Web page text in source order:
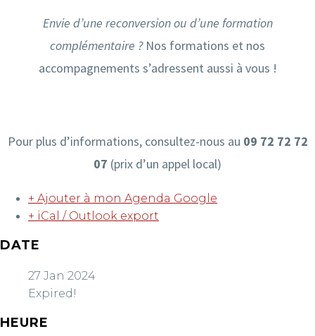
Envie d’une reconversion ou d’une formation
complémentaire ?Nos formations et nos
accompagnements s’adressent aussi à vous !
Pour plus d’informations, consultez-nous au 09 72 72 72
07 (prix d’un appel local)
+ Ajouter à mon Agenda Google
+ iCal / Outlook export
DATE
27 Jan 2024
Expired!
HEURE